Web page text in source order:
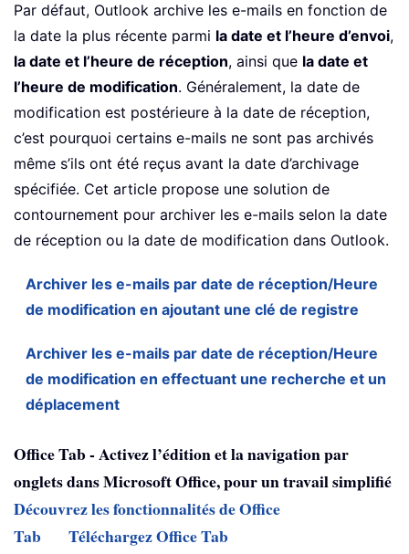
Par défaut, Outlook archive les e-mails en fonction de
la date la plus récente parmi la date et l’heure d’envoi,
la date et l’heure de réception, ainsi que la date et
l’heure de modification. Généralement, la date de
modification est postérieure à la date de réception,
c’est pourquoi certains e-mails ne sont pas archivés
même s’ils ont été reçus avant la date d’archivage
spécifiée. Cet article propose une solution de
contournement pour archiver les e-mails selon la date
de réception ou la date de modification dans Outlook.
Archiver les e-mails par date de réception/Heure
de modification en ajoutant une clé de registre
Archiver les e-mails par date de réception/Heure
de modification en effectuant une recherche et un
déplacement
Office Tab - Activez l’édition et la navigation par
onglets dans Microsoft Office, pour un travail simplifié
Découvrez les fonctionnalités de Office
Tab
Téléchargez Office Tab